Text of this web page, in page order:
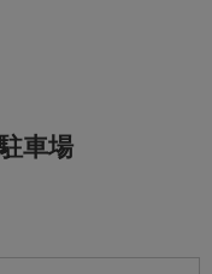
車場